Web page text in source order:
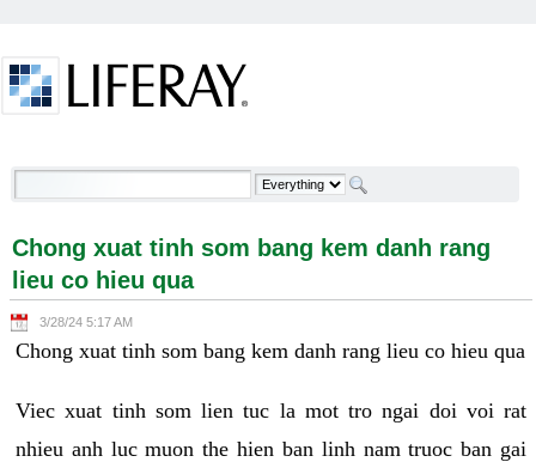
Chong xuat tinh som bang kem danh rang lieu co
Chong xuat tinh som bang kem danh rang
lieu co hieu qua
3/28/24 5:17 AM
Chong xuat tinh som bang kem danh rang lieu co hieu qua
Viec xuat tinh som lien tuc la mot tro ngai doi voi rat
nhieu anh luc muon the hien ban linh nam truoc ban gai